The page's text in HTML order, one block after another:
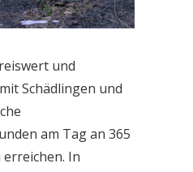
und
am Tag an 365